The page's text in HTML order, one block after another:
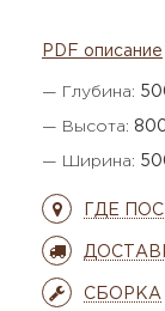
PDF описание
— Глубина:
— Высота:
— Ширина:
ГДЕ
СБОРКА